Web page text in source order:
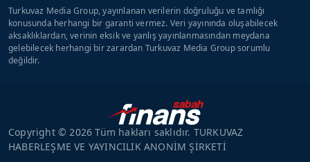
Turkuvaz Media Group, yayınlanan verilerin doğruluğu ve tamlığı
konusunda herhangi bir garanti vermez. Veri yayınında oluşabilecek
aksaklıklardan, verinin eksik ve yanlış yayınlanmasından meydana
gelebilecek herhangi bir zarardan Turkuvaz Media Group sorumlu
değildir.
Copyright © 2026 Tüm hakları saklıdır. TURKUVAZ
HABERLEŞME VE YAYINCILIK ANONİM ŞİRKETİ